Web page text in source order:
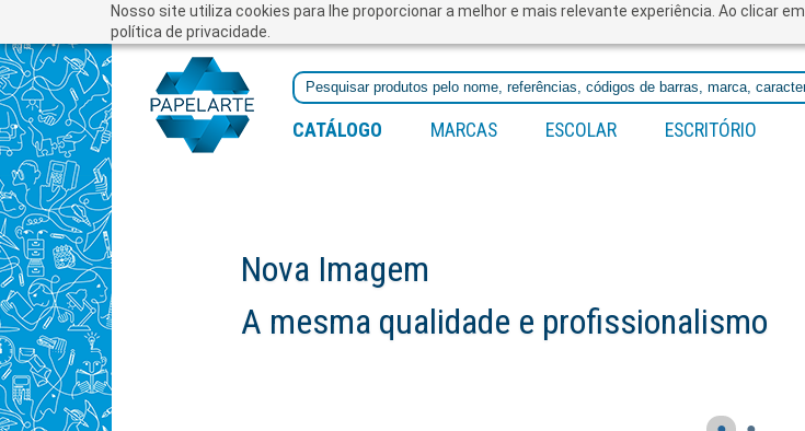
Nosso site utiliza cookies para lhe proporcionar a melhor e mais relevante experiência. Ao clicar
política de privacidade.
CATÁLOGO MARCAS ESCOLAR ESCRITÓRIO
Nova Imagem
A mesma qualidade e profissionalismo